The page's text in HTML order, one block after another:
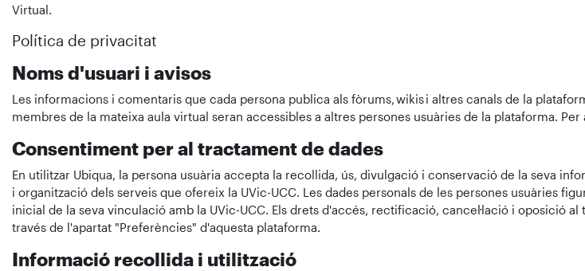
Virtual.
Política de privacitat
Noms d'usuari i avisos
Les informacions i comentaris que cada persona publica als fòrums, wikis i altres canals de la
membres de la mateixa aula virtual seran accessibles a altres persones usuàries de la plataforma.
Consentiment per al tractament de dades
En utilitzar Ubiqua, la persona usuària accepta la recollida, ús, divulgació i conservació de la seva
i organització dels serveis que ofereix la UVic-UCC. Les dades personals de les persones usuàries
inicial de la seva vinculació amb la UVic-UCC. Els drets d'accés, rectificació, cancel·lació i oposició
través de l'apartat "Preferències" d'aquesta plataforma.
Informació recollida i utilització